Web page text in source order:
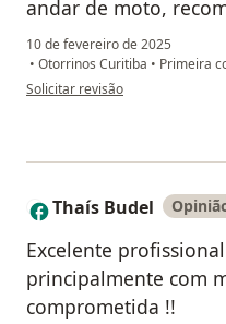
andar de moto,
10 de fevereiro de 2025
• Otorrinos Curitiba • Primeira
na opinião do utilizador Fernando
Solicitar revisão
T Thaís Budel
Excelente
principalmente com
comprometida !!